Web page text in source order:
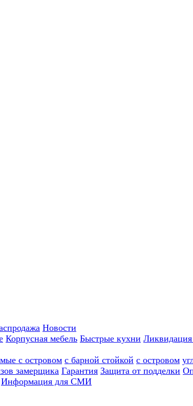
Новости
Корпусная мебель Быстрые кухни Ликвидация
с островом с барной стойкой с островом
замерщика Гарантия Защита от подделки
Информация для СМИ